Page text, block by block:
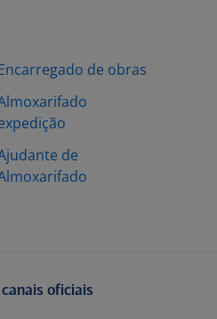
de obras
de
oficiais